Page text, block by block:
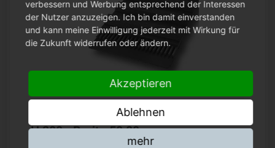
H 200 - Breite 50,80 mm
verbessern und Werbung entsprechend der Interessen
der Nutzer anzuzeigen. Ich bin damit einverstanden
und kann meine Einwilligung jederzeit mit Wirkung für
die Zukunft widerrufen oder ändern.
Akzeptieren
Ablehnen
mehr